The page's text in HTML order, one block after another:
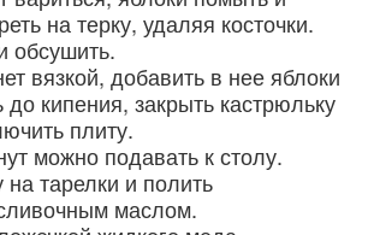
на терку, удаляя косточки.
обсушить.
вязкой, добавить в нее яблоки
кипения, закрыть кастрюльку
плиту.
можно подавать к столу.
тарелки и полить
маслом.